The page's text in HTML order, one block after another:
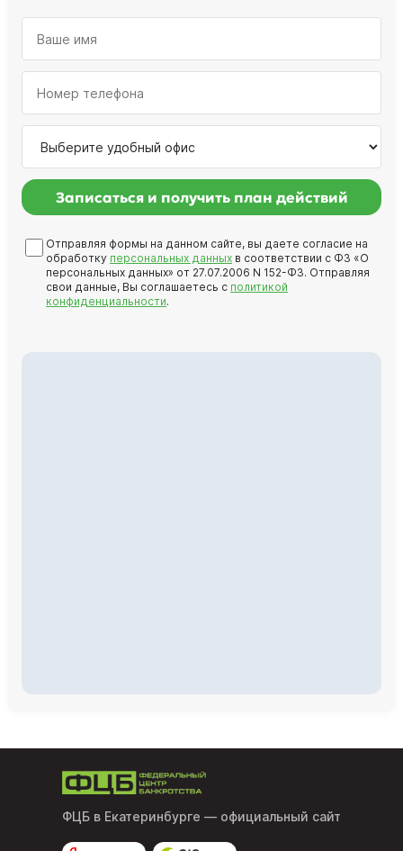
Записаться и получить план действий
Отправляя формы на данном сайте, вы даете согласие на
обработку персональных данных в соответствии с ФЗ «О
персональных данных» от 27.07.2006 N 152-ФЗ. Отправляя
свои данные, Вы соглашаетесь с политикой
конфиденциальности.
ФЦБ в Екатеринбурге — официальный сайт